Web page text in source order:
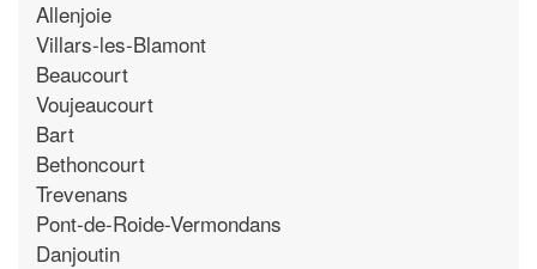
Allenjoie
Villars-les-Blamont
Beaucourt
Voujeaucourt
Bart
Bethoncourt
Trevenans
Pont-de-Roide-Vermondans
Danjoutin